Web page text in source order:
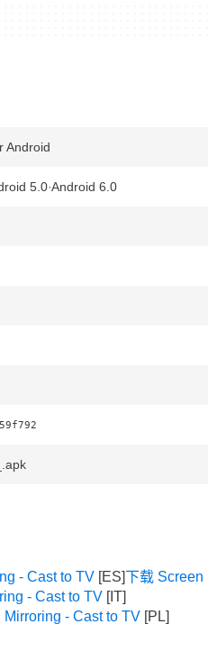
Android
5.0 Android 6.0
- Cast to TV
下载 Screen
- Cast to TV
Mirroring - Cast to TV